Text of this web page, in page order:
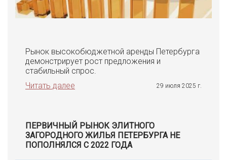
Рынок высокобюджетной аренды Петербурга
демонстрирует рост предложения и
стабильный спрос.
Читать далее
29 июля 2025 г.
ПЕРВИЧНЫЙ РЫНОК ЭЛИТНОГО
ЗАГОРОДНОГО ЖИЛЬЯ ПЕТЕРБУРГА НЕ
ПОПОЛНЯЛСЯ С 2022 ГОДА